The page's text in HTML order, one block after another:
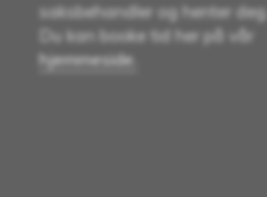
saksbehandler og henter deg.
Du kan booke tid her på vår
hjemmeside.